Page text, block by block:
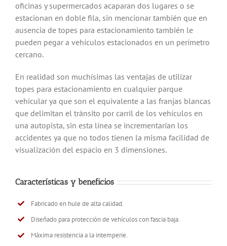
oficinas y supermercados acaparan dos lugares o se
estacionan en doble fila, sin mencionar también que en
ausencia de topes para estacionamiento también le
pueden pegar a vehículos estacionados en un perímetro
cercano.
En realidad son muchísimas las ventajas de utilizar
topes para estacionamiento en cualquier parque
vehicular ya que son el equivalente a las franjas blancas
que delimitan el tránsito por carril de los vehículos en
una autopista, sin esta línea se incrementarían los
accidentes ya que no todos tienen la misma facilidad de
visualización del espacio en 3 dimensiones.
Características y beneficios
Fabricado en hule de alta calidad.
Diseñado para protección de vehículos con fascia baja.
Máxima resistencia a la intemperie.